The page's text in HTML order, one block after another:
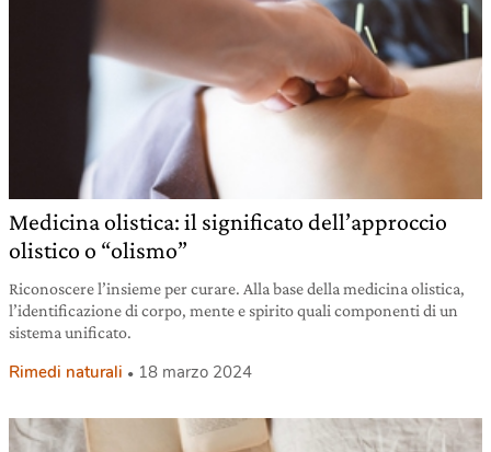
Medicina olistica: il significato dell’approccio
olistico o “olismo”
Riconoscere l’insieme per curare. Alla base della medicina olistica,
l’identificazione di corpo, mente e spirito quali componenti di un
sistema unificato.
Rimedi naturali 18 marzo 2024